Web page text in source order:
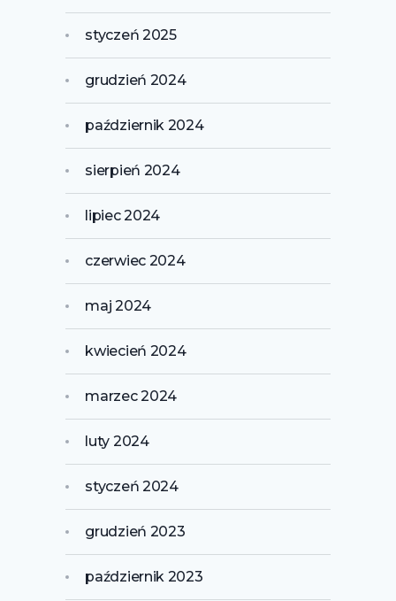
styczeń 2025
grudzień 2024
październik 2024
sierpień 2024
lipiec 2024
czerwiec 2024
maj 2024
kwiecień 2024
marzec 2024
luty 2024
styczeń 2024
grudzień 2023
październik 2023